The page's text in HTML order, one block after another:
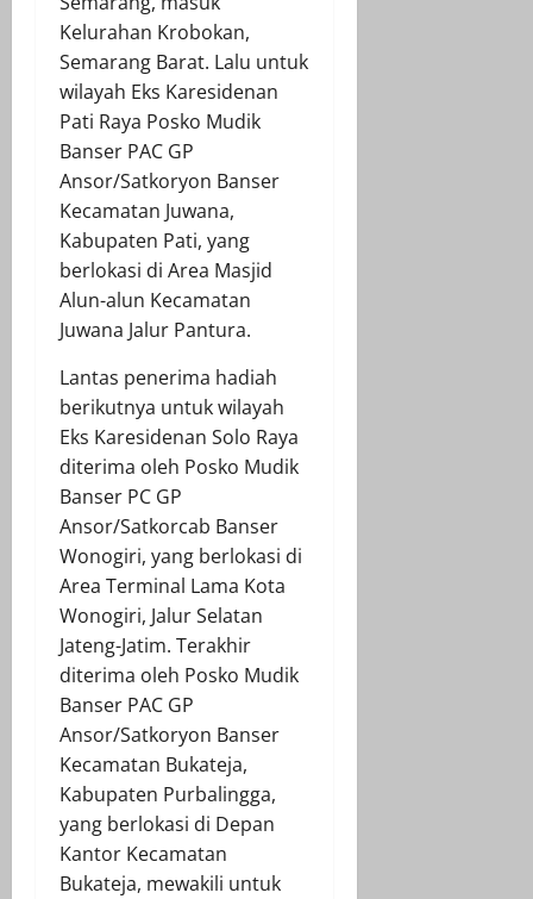
Kelurahan Krobokan,
Semarang Barat. Lalu untuk
wilayah Eks Karesidenan
Pati Raya Posko Mudik
Banser PAC GP
Ansor/Satkoryon Banser
Kecamatan Juwana,
Kabupaten Pati, yang
berlokasi di Area Masjid
Alun-alun Kecamatan
Juwana Jalur Pantura.
Lantas penerima hadiah
berikutnya untuk wilayah
Eks Karesidenan Solo Raya
diterima oleh Posko Mudik
Banser PC GP
Ansor/Satkorcab Banser
Wonogiri, yang berlokasi di
Area Terminal Lama Kota
Wonogiri, Jalur Selatan
Jateng-Jatim. Terakhir
diterima oleh Posko Mudik
Banser PAC GP
Ansor/Satkoryon Banser
Kecamatan Bukateja,
Kabupaten Purbalingga,
yang berlokasi di Depan
Kantor Kecamatan
Bukateja, mewakili untuk